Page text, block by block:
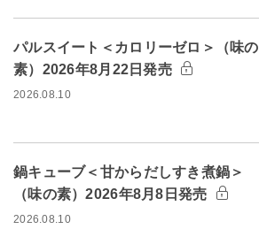
パルスイート＜カロリーゼロ＞（味の
素）2026年8月22日発売
2026.08.10
鍋キューブ＜甘からだしすき煮鍋＞
（味の素）2026年8月8日発売
2026.08.10